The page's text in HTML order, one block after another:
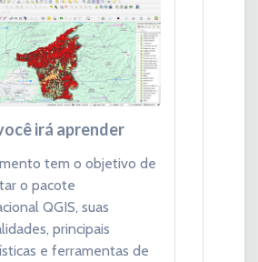
irá aprender
tem o objetivo de
o pacote
QGIS, suas
principais
e ferramentas de